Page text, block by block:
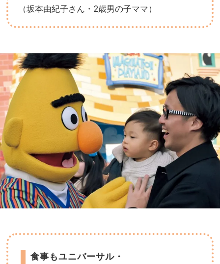
（坂本由紀子さん・2歳男の子ママ）
食事もユニバーサル・